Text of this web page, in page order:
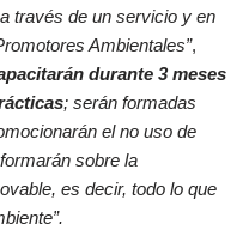
través de un servicio y en
Ambientales”,
durante 3 meses
; serán formadas
el no uso de
sobre la
es decir, todo lo que